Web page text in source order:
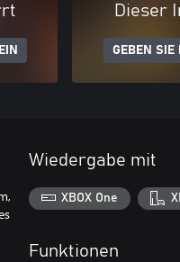
Dieser
GEBEN SIE
Wiedergabe mit
XBOX One
Funktionen